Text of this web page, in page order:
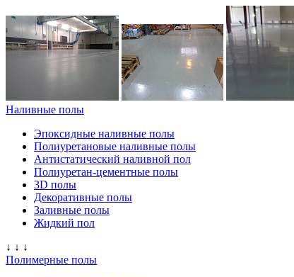
Наливные полы
Эпоксидные наливные полы
Полиуретановые наливные полы
Антистатический наливной пол
Полиуретан-цементные полы
3D полы
Декоративные полы
Заливные полы
Жидкий пол
↓ ↓ ↓
Полимерные полы